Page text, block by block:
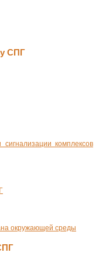
СПГ
комплексов
окружающей среды